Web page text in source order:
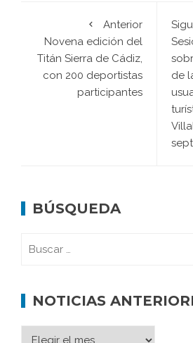
Anterior
Novena edición del
Titán Sierra de Cádiz,
con 200 deportistas
participantes
de
BÚSQUEDA
NOTICIAS